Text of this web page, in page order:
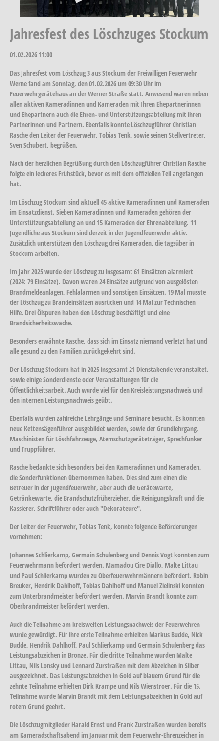
Jahresfest des Löschzuges Stockum
01.02.2026 11:00
Das Jahresfest vom Löschzug 3 aus Stockum der Freiwilligen Feuerwehr
Werne fand am Sonntag, den 01.02.2026 um 09:30 Uhr im
Feuerwehrgerätehaus an der Werner Straße statt. Anwesend waren neben
allen aktiven Kameradinnen und Kameraden mit Ihren Ehepartnerinnen
und Ehepartnern auch die Ehren- und Unterstützungsabteilung mit ihren
Partnerinnen und Partnern. Ebenfalls konnte Löschzugführer Christian
Rasche den Leiter der Feuerwehr, Tobias Tenk, sowie seinen Stellvertreter,
Sven Schubert, begrüßen.
Nach der herzlichen Begrüßung durch den Löschzugführer Christian Rasche
folgte ein leckeres Frühstück, bevor es mit dem offiziellen Teil angefangen
hat.
Im Löschzug Stockum sind aktuell 45 aktive Kameradinnen und Kameraden
im Einsatzdienst. Sieben Kameradinnen und Kameraden gehören der
Unterstützungsabteilung an und 15 Kameraden der Ehrenabteilung. 11
Jugendliche aus Stockum sind derzeit in der Jugendfeuerwehr aktiv.
Zusätzlich unterstützen den Löschzug drei Kameraden, die tagsüber in
Stockum arbeiten.
Im Jahr 2025 wurde der Löschzug zu insgesamt 61 Einsätzen alarmiert
(2024: 79 Einsätze). Davon waren 24 Einsätze aufgrund von ausgelösten
Brandmeldeanlagen, Fehlalarmen und sonstigen Einsätzen. 19 Mal musste
der Löschzug zu Brandeinsätzen ausrücken und 14 Mal zur Technischen
Hilfe. Drei Ölspuren haben den Löschzug beschäftigt und eine
Brandsicherheitswache.
Besonders erwähnte Rasche, dass sich im Einsatz niemand verletzt hat und
alle gesund zu den Familien zurückgekehrt sind.
Der Löschzug Stockum hat in 2025 insgesamt 21 Dienstabende veranstaltet,
sowie einige Sonderdienste oder Veranstaltungen für die
Öffentlichkeitsarbeit. Auch wurde viel für den Kreisleistungsnachweis und
den internen Leistungsnachweis geübt.
Ebenfalls wurden zahlreiche Lehrgänge und Seminare besucht. Es konnten
neue Kettensägenführer ausgebildet werden, sowie der Grundlehrgang,
Maschinisten für Löschfahrzeuge, Atemschutzgeräteträger, Sprechfunker
und Truppführer.
Rasche bedankte sich besonders bei den Kameradinnen und Kameraden,
die Sonderfunktionen übernommen haben. Dies sind zum einen die
Betreuer in der Jugendfeuerwehr, aber auch die Gerätewarte,
Getränkewarte, die Brandschutzfrüherzieher, die Reinigungskraft und die
Kassierer, Schriftführer oder auch "Dekorateure".
Der Leiter der Feuerwehr, Tobias Tenk, konnte folgende Beförderungen
vornehmen:
Johannes Schlierkamp, Germain Schulenberg und Dennis Vogt konnten zum
Feuerwehrmann befördert werden. Mamadou Cire Diallo, Malte Littau
und Paul Schlierkamp wurden zu Oberfeuerwehrmännern befördert. Robin
Breuker, Hendrik Dahlhoff, Tobias Dahlhoff und Manuel Zielinski konnten
zum Unterbrandmeister befördert werden. Marvin Brandt konnte zum
Oberbrandmeister befördert werden.
Auch die Teilnahme am kreisweiten Leistungsnachweis der Feuerwehren
wurde gewürdigt. Für ihre erste Teilnahme erhielten Markus Budde, Nick
Budde, Hendrik Dahlhoff, Paul Schlierkamp und Germain Schulenberg das
Leistungsabzeichen in Bronze. Für die dritte Teilnahme wurden Malte
Littau, Nils Lonsky und Lennard Zurstraßen mit dem Abzeichen in Silber
ausgezeichnet. Das Leistungsabzeichen in Gold auf blauem Grund für die
zehnte Teilnahme erhielten Dirk Krampe und Nils Wienstroer. Für die 15.
Teilnahme wurde Marvin Brandt mit dem Leistungsabzeichen in Gold auf
rotem Grund geehrt.
Die Löschzugmitglieder Harald Ernst und Frank Zurstraßen wurden bereits
am Kameradschaftsabend im Januar mit dem Feuerwehr-Ehrenzeichen in